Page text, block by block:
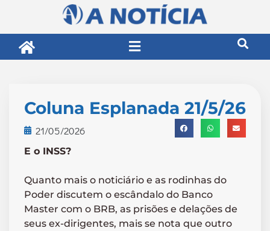
Coluna Esplanada 21/5/26
21/05/2026
E o INSS?
Quanto mais o noticiário e as rodinhas do
Poder discutem o escândalo do Banco
Master com o BRB, as prisões e delações de
seus ex-dirigentes, mais se nota que outro